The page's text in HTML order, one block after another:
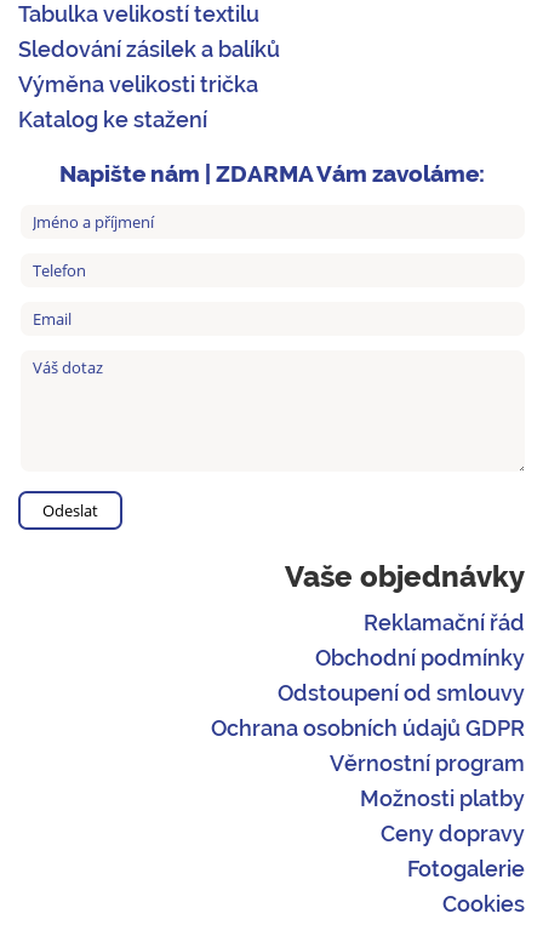
Tabulka velikostí textilu
Sledování zásilek a balíků
Výměna velikosti trička
Katalog ke stažení
Napište nám | ZDARMA Vám zavoláme:
Vaše objednávky
Reklamační řád
Obchodní podmínky
Odstoupení od smlouvy
Ochrana osobních údajů GDPR
Věrnostní program
Možnosti platby
Ceny dopravy
Fotogalerie
Cookies